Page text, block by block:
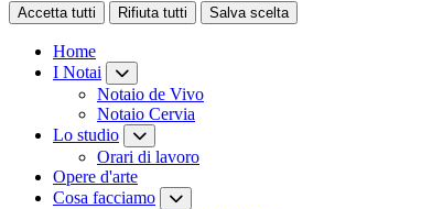
Accetta tutti Rifiuta tutti Salva scelta
Home
I Notai
Notaio de Vivo
Notaio Cervia
Lo studio
Orari di lavoro
Opere d'arte
Cosa facciamo